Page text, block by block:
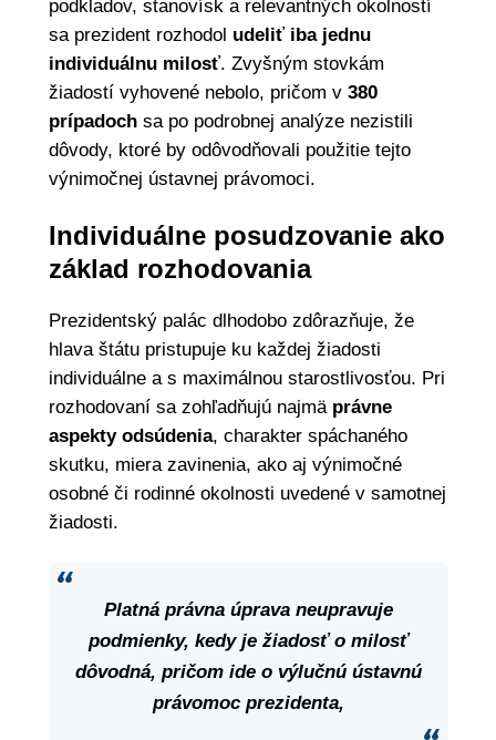
podkladov, stanovísk a relevantných okolností
sa prezident rozhodol udeliť iba jednu
individuálnu milosť. Zvyšným stovkám
žiadostí vyhovené nebolo, pričom v 380
prípadochsa po podrobnej analýze nezistili
dôvody, ktoré by odôvodňovali použitie tejto
výnimočnej ústavnej právomoci.
Individuálne posudzovanie ako
základ rozhodovania
Prezidentský palác dlhodobo zdôrazňuje, že
hlava štátu pristupuje ku každej žiadosti
individuálne a s maximálnou starostlivosťou. Pri
rozhodovaní sa zohľadňujú najmä právne
aspekty odsúdenia, charakter spáchaného
skutku, miera zavinenia, ako aj výnimočné
osobné či rodinné okolnosti uvedené v samotnej
žiadosti.
Platná právna úprava neupravuje
podmienky, kedy je žiadosť o milosť
dôvodná, pričom ide o výlučnú ústavnú
právomoc prezidenta,